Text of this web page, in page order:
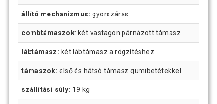
állító mechanizmus: gyorszáras
combtámaszok: két vastagon párnázott támasz
lábtámasz: két lábtámasz a rögzítéshez
támaszok: első és hátsó támasz gumibetétekkel
szállítási súly: 19 kg